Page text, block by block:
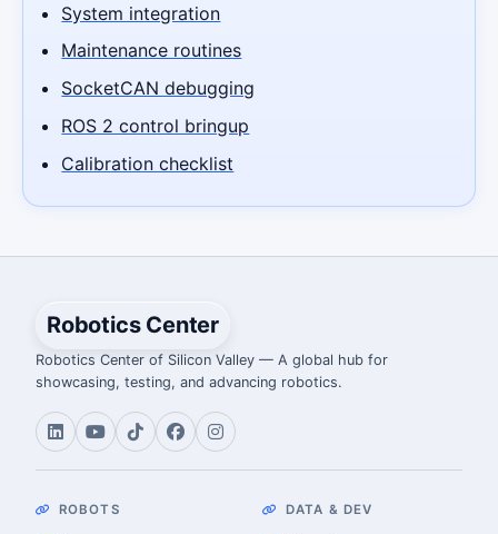
System integration
Maintenance routines
SocketCAN debugging
ROS 2 control bringup
Calibration checklist
Robotics Center
Robotics Center of Silicon Valley — A global hub for
showcasing, testing, and advancing robotics.
ROBOTS DATA & DEV